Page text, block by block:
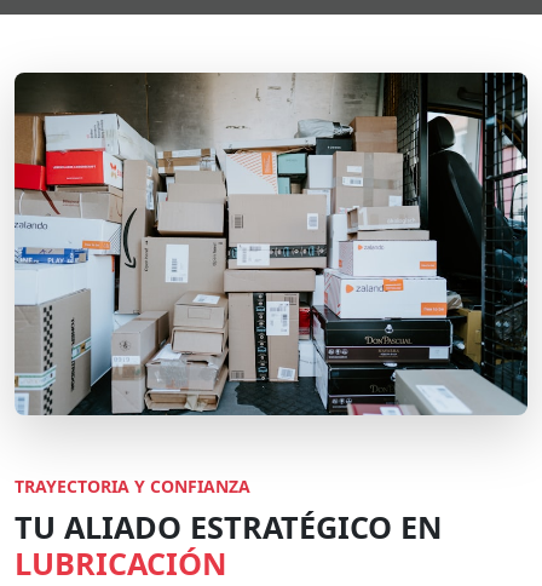
TRAYECTORIA Y CONFIANZA
TU ALIADO ESTRATÉGICO EN
LUBRICACIÓN